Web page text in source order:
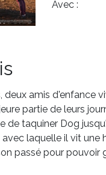
Avec :
deux amis d'enfance
partie de leurs
de taquiner Dog
laquelle il vit une
passé pour pouvoir